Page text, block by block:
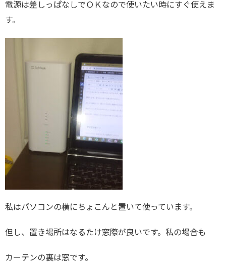
電源は差しっぱなしでＯＫなので使いたい時にすぐ使えま
す。
私はパソコンの横にちょこんと置いて使っています。
但し、置き場所はなるたけ窓際が良いです。私の場合も
カーテンの裏は窓です。